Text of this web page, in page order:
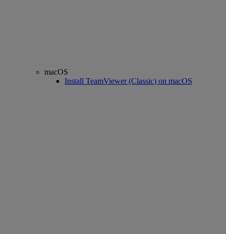
macOS
Install TeamViewer (Classic) on macOS